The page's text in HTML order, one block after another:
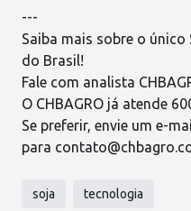
---
Saiba mais sobre o
do Brasil!
Fale com analista
O CHBAGRO já atende
Se preferir, envie um e-mail
para
soja tecnologia